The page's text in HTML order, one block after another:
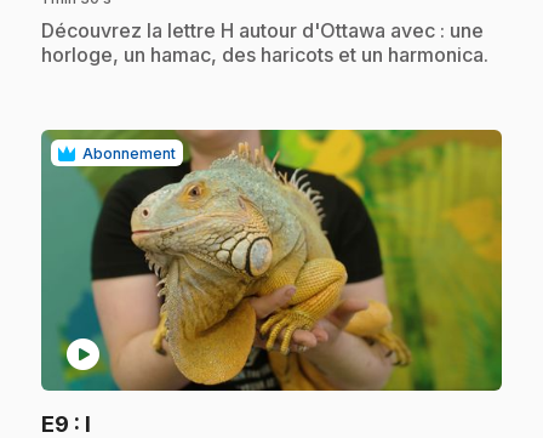
.Découvrez la lettre H autour d'Ottawa avec : une
horloge, un hamac, des haricots et un harmonica.
Abonnement
play_circle
E9 : I